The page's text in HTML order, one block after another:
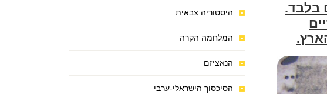
קלים בלבד.
היסטוריה צבאית
המלחמה הקרה
הנאציזם
הסיכסוך הישראלי-ערבי